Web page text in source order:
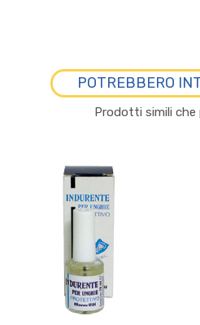
POTREBBERO
Prodotti simili